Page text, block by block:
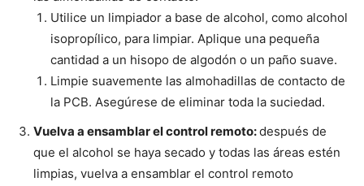
Utilice un limpiador a base de alcohol, como alcohol
isopropílico, para limpiar. Aplique una pequeña
cantidad a un hisopo de algodón o un paño suave.
Limpie suavemente las almohadillas de contacto de
la PCB. Asegúrese de eliminar toda la suciedad.
Vuelva a ensamblar el control remoto:después de
que el alcohol se haya secado y todas las áreas estén
limpias, vuelva a ensamblar el control remoto